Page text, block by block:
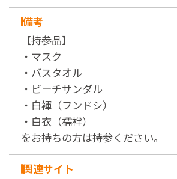
備考
【持参品】
・マスク
・バスタオル
・ビーチサンダル
・白褌（フンドシ）
・白衣（襦袢）
をお持ちの方は持参ください。
関連サイト